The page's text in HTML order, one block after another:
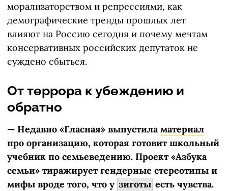
морализаторством и репрессиями, как
демографические тренды прошлых лет
влияют на Россию сегодня и почему мечтам
консервативных российских депутаток не
суждено сбыться.
От террора к убеждению и
обратно
— Недавно «Гласная» выпустиламатериал
про организацию, которая готовит школьный
учебник по семьеведению. Проект «Азбука
семьи» тиражирует гендерные стереотипы и
мифы вроде того, что у зиготы есть чувства.